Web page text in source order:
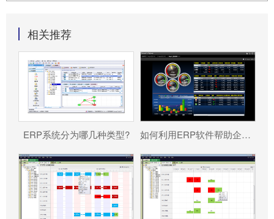
相关推荐
ERP系统分为哪几种类型? 如何利用ERP软件帮助企业更好地规避风险?